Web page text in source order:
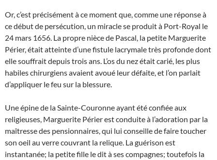
Or, c’est précisément à ce moment que, comme une réponse à
ce début de persécution, un miracle se produit à Port-Royal le
24 mars 1656. La propre nièce de Pascal, la petite Marguerite
Périer, était atteinte d’une fistule lacrymale très profonde dont
elle souffrait depuis trois ans. L’os du nez était carié, les plus
habiles chirurgiens avaient avoué leur défaite, et l’on parlait
d’appliquer le feu sur la blessure.
Une épine de la Sainte-Couronne ayant été confiée aux
religieuses, Marguerite Périer est conduite à l’adoration par la
maîtresse des pensionnaires, qui lui conseille de faire toucher
son oeil au verre couvrant la relique. La guérison est
instantanée; la petite fille le dit à ses compagnes; toutefois la